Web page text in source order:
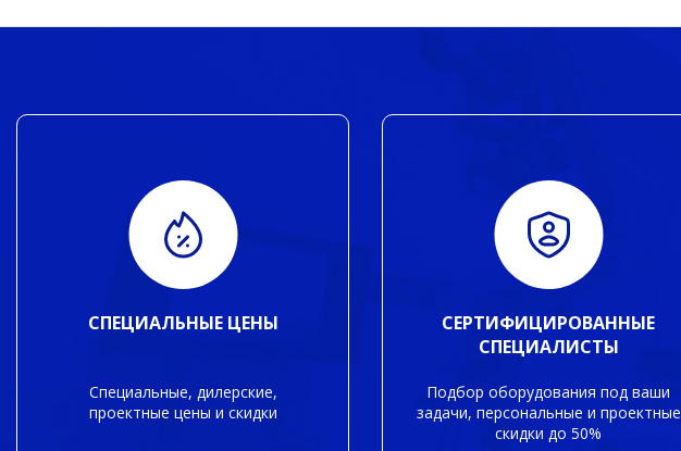
СПЕЦИАЛЬНЫЕ ЦЕНЫ
Специальные, дилерские,
проектные цены и скидки
СЕРТИФИЦИРОВАННЫЕ
СПЕЦИАЛИСТЫ
Подбор оборудования под ваши
задачи, персональные и проектные
скидки до 50%